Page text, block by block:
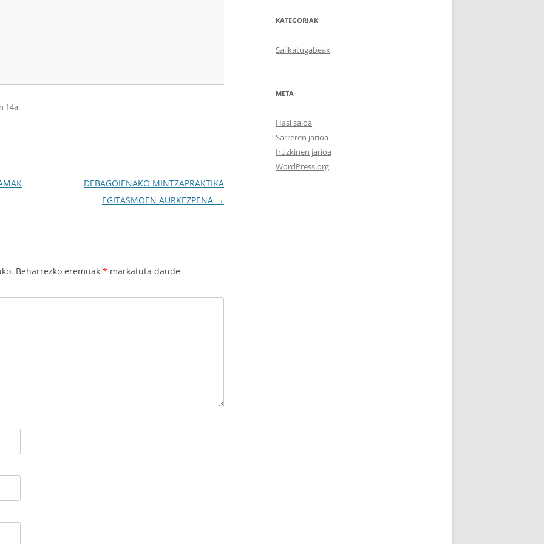
14a.
DEBAGOIENAKO MINTZAPRAKTIKA
EGITASMOEN AURKEZPENA →
Beharrezko eremuak * markatuta daude
KATEGORIAK
Sailkatugabeak
META
Hasi saioa
Sarreren jarioa
Iruzkinen jarioa
WordPress.org